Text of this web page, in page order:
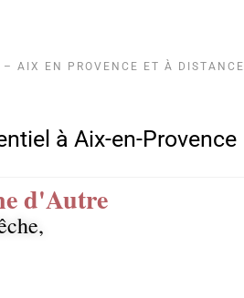
AIX EN PROVENCE ET À DISTANCE
à Aix-en-Provence
d'Autre